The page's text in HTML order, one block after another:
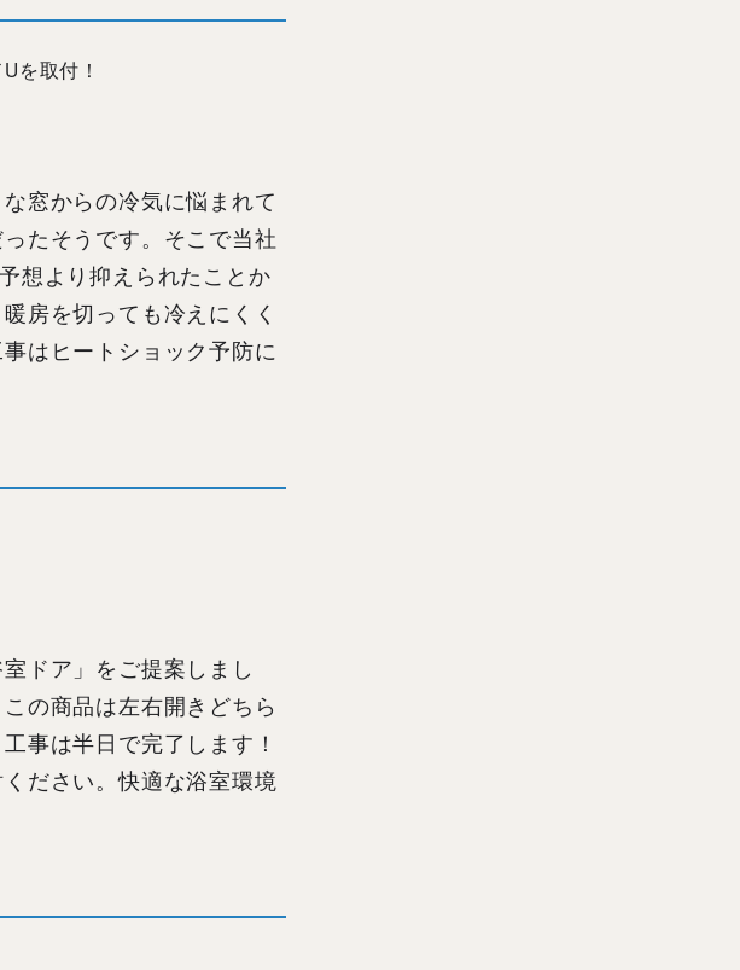
を取付！
窓からの冷気に悩まれて
たそうです。そこで当社
想より抑えられたことか
房を切っても冷えにくく
はヒートショック予防に
ドア」をご提案しまし
の商品は左右開きどちら
事は半日で完了します！
ださい。快適な浴室環境